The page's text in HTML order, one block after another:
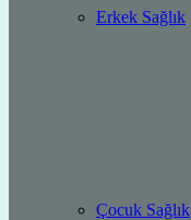
Erkek Sağlık
Çocuk Sağlık